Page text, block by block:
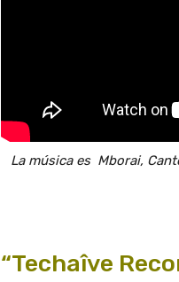
La música es Mborai,
“Techaîve